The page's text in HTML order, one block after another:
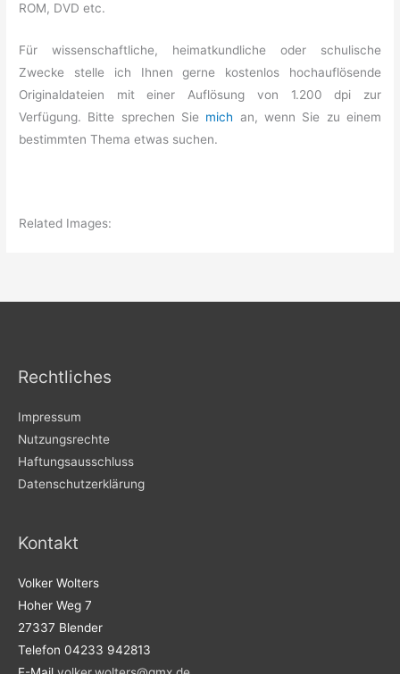
ROM, DVD etc.
Für wissenschaftliche, heimatkundliche oder schulische
Zwecke stelle ich Ihnen gerne kostenlos hochauflösende
Originaldateien mit einer Auflösung von 1.200 dpi zur
Verfügung. Bitte sprechen Sie mich an, wenn Sie zu einem
bestimmten Thema etwas suchen.
Related Images:
Rechtliches
Impressum
Nutzungsrechte
Haftungsausschluss
Datenschutzerklärung
Kontakt
Volker Wolters
Hoher Weg 7
27337 Blender
Telefon 04233 942813